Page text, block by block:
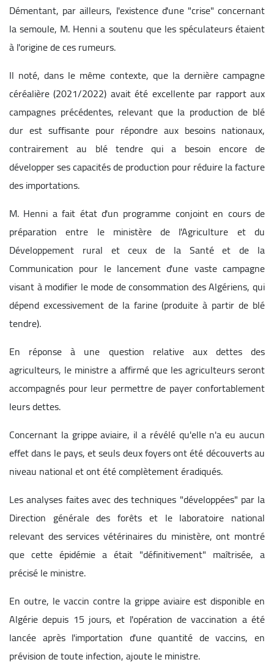
Démentant, par ailleurs, l'existence d'une "crise" concernant
la semoule, M. Henni a soutenu que les spéculateurs étaient
à l'origine de ces rumeurs.
Il noté, dans le même contexte, que la dernière campagne
céréalière (2021/2022) avait été excellente par rapport aux
campagnes précédentes, relevant que la production de blé
dur est suffisante pour répondre aux besoins nationaux,
contrairement au blé tendre qui a besoin encore de
développer ses capacités de production pour réduire la facture
des importations.
M. Henni a fait état d'un programme conjoint en cours de
préparation entre le ministère de l'Agriculture et du
Développement rural et ceux de la Santé et de la
Communication pour le lancement d'une vaste campagne
visant à modifier le mode de consommation des Algériens, qui
dépend excessivement de la farine (produite à partir de blé
tendre).
En réponse à une question relative aux dettes des
agriculteurs, le ministre a affirmé que les agriculteurs seront
accompagnés pour leur permettre de payer confortablement
leurs dettes.
Concernant la grippe aviaire, il a révélé qu'elle n'a eu aucun
effet dans le pays, et seuls deux foyers ont été découverts au
niveau national et ont été complètement éradiqués.
Les analyses faites avec des techniques "développées" par la
Direction générale des forêts et le laboratoire national
relevant des services vétérinaires du ministère, ont montré
que cette épidémie a était "définitivement" maîtrisée, a
précisé le ministre.
En outre, le vaccin contre la grippe aviaire est disponible en
Algérie depuis 15 jours, et l'opération de vaccination a été
lancée après l'importation d'une quantité de vaccins, en
prévision de toute infection, ajoute le ministre.